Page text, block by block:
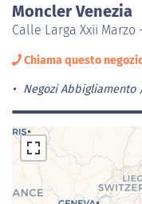
Moncler Venezia
Calle Larga Xxii Marzo
Chiama questo
Negozi Abbigliamento